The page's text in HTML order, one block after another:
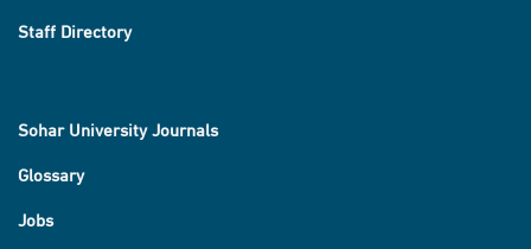
Staff Directory
Sohar University Journals
Glossary
Jobs